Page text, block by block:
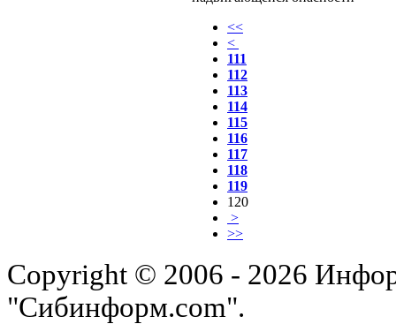
<<
<
111
112
113
114
115
116
117
118
119
120
>
>>
Copyright © 2006 - 2026
"Сибинформ.com".